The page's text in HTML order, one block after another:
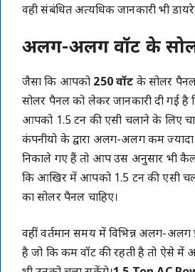
वही संबंधित अत्यधिक जानकारी भी
अलग-अलग वॉट के
जैसा कि आपको 250 वॉट के सोलर
सोलर पैनल को लेकर जानकारी दी गई
आपको 1.5 टन की एसी चलाने के लिए
कंपनीयो के द्वारा अलग-अलग कम
निकाले गए हैं तो आप उस अनुसार भी
कि आखिर में आपको 1.5 टन की एसी
का सोलर पैनल चाहिए।
वहीं वर्तमान समय में विभिन्न अलग-अलग
है जो कि कम वॉट की रहती है तो ऐसे